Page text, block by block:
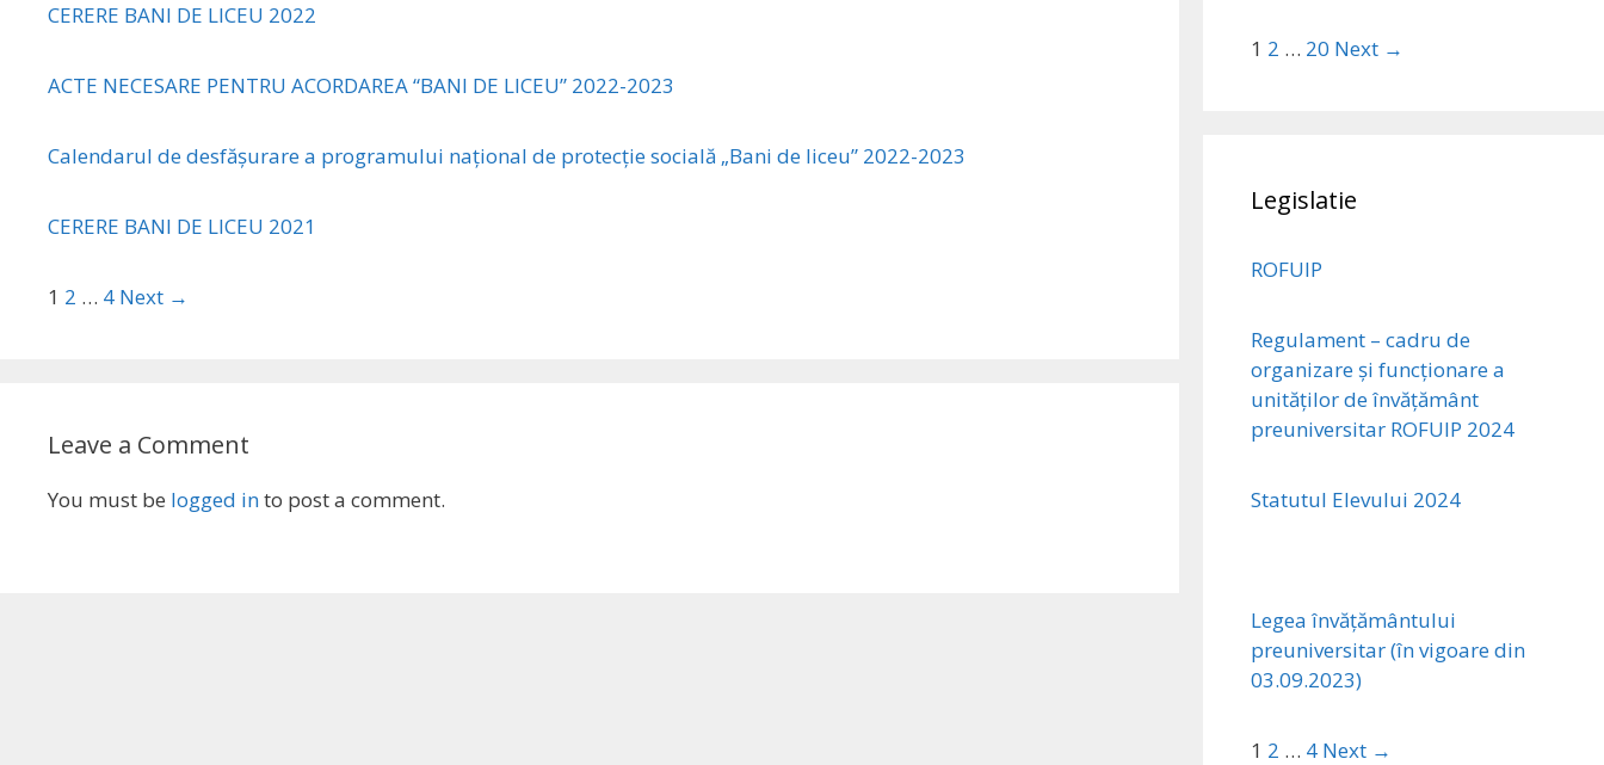
CERERE BANI DE LICEU 2022
ACTE NECESARE PENTRU ACORDAREA “BANI DE LICEU” 2022-2023
Calendarul de desfășurare a programului național de protecție socială „Bani de liceu” 2022-2023
CERERE BANI DE LICEU 2021
1 2 … 4 Next →
Leave a Comment
You must be logged into post a comment.
1 2 … 20 Next →
Legislatie
ROFUIP
Regulament – cadru de
organizare și funcționare a
unităților de învățământ
preuniversitar ROFUIP 2024
Statutul Elevului 2024
Legea învățământului
preuniversitar (în vigoare din
03.09.2023)
1 2 … 4 Next →